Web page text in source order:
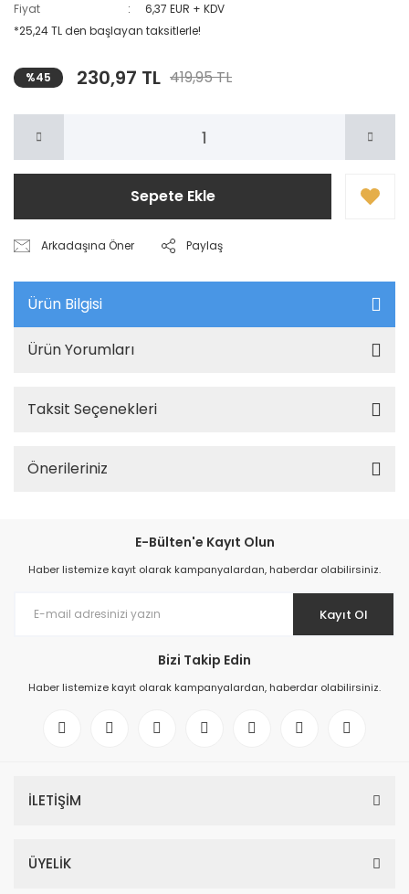
Fiyat
6,37 EUR + KDV
*25,24 TL den başlayan taksitlerle!
%45 230,97 TL 419,95 TL
Sepete Ekle
Arkadaşına Öner Paylaş
Ürün Bilgisi
Ürün Yorumları
Taksit Seçenekleri
Önerileriniz
E-Bülten'e Kayıt Olun
Haber listemize kayıt olarak kampanyalardan, haberdar olabilirsiniz.
Kayıt Ol
Bizi Takip Edin
Haber listemize kayıt olarak kampanyalardan, haberdar olabilirsiniz.
İLETİŞİM
ÜYELİK